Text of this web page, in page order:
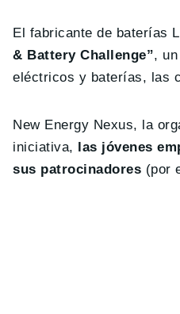
El fabricante de baterías
& Battery Challenge”,
eléctricos y baterías, las
New Energy Nexus, la
iniciativa, las jóvenes
sus patrocinadores (por